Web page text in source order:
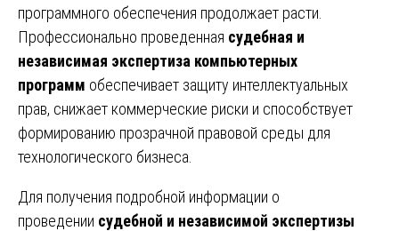
программного обеспечения продолжает расти.
Профессионально проведенная судебная и
независимая экспертиза компьютерных
программ обеспечивает защиту интеллектуальных
прав, снижает коммерческие риски и способствует
формированию прозрачной правовой среды для
технологического бизнеса.
Для получения подробной информации о
проведении судебной и независимой экспертизы